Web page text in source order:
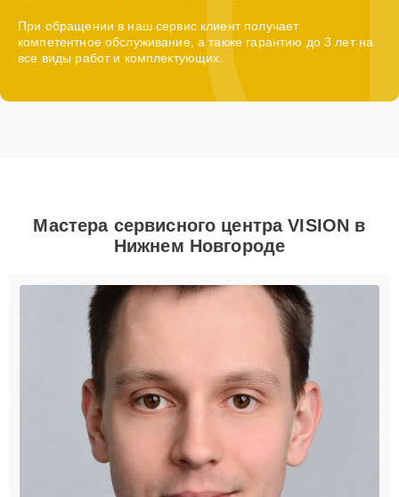
При обращении в наш сервис клиент получает
компетентное обслуживание, а также гарантию до 3 лет на
все виды работ и комплектующих.
Мастера сервисного центра VISION в
Нижнем Новгороде